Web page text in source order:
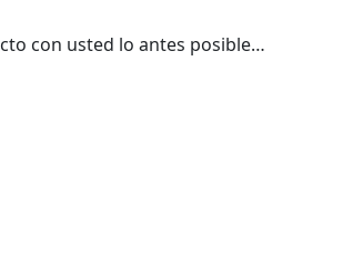
con usted lo antes posible…